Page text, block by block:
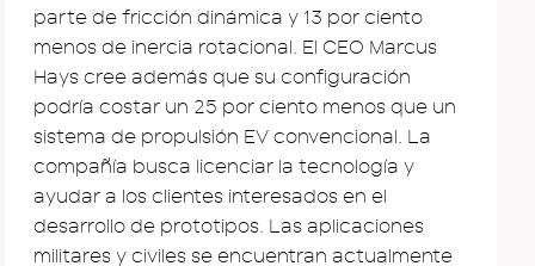
parte de fricción dinámica y 13 por ciento
menos de inercia rotacional. El CEO Marcus
Hays cree además que su configuración
podría costar un 25 por ciento menos que un
sistema de propulsión EV convencional. La
compañía busca licenciar la tecnología y
ayudar a los clientes interesados en el
desarrollo de prototipos. Las aplicaciones
militares y civiles se encuentran actualmente